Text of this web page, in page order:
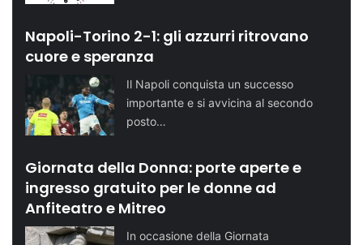
Napoli-Torino 2-1: gli azzurri ritrovano
cuore e speranza
Il Napoli conquista un successo
importante e si avvicina al secondo
posto…
Giornata della Donna: porte aperte e
ingresso gratuito per le donne ad
Anfiteatro e Mitreo
In occasione della Giornata